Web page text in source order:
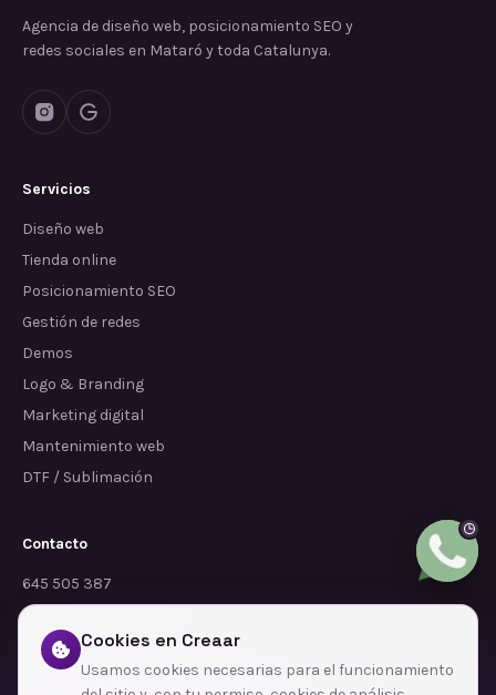
Agencia de diseño web, posicionamiento SEO y
redes sociales en Mataró y toda Catalunya.
Servicios
Diseño web
Tienda online
Posicionamiento SEO
Gestión de redes
Demos
Logo & Branding
Marketing digital
Mantenimiento web
DTF / Sublimación
Contacto
645 505 387
info@dependalium.com
Mataró (Barcelona)
Cookies en Creaar
Usamos cookies necesarias para el funcionamiento